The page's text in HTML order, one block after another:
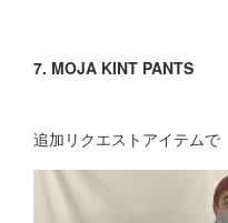
7. MOJA KINT PANTS
追加リクエストアイテムで